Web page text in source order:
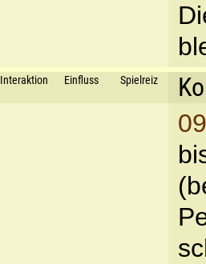
Interaktion Einfluss Spielreiz